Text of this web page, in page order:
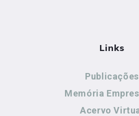
Links
Publicações
Memória
Acervo